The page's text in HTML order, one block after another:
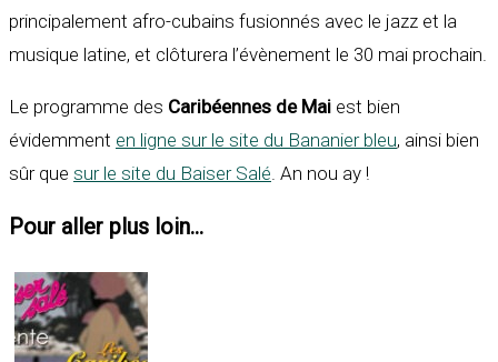
principalement afro-cubains fusionnés avec le jazz et la
musique latine, et clôturera l’évènement le 30 mai prochain.
Le programme des Caribéennes de Mai est bien
évidemment en ligne sur le site du Bananier bleu, ainsi bien
sûr que sur le site du Baiser Salé . An nou ay !
Pour aller plus loin...